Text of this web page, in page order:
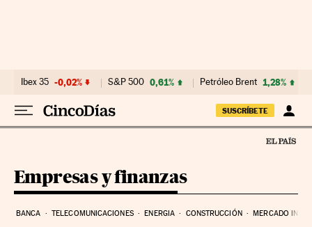
Ibex 35 -0,02% S&P 500 0,61% Petróleo Brent 1,28%
SUSCRÍBETE
Empresas y finanzas
BANCA TELECOMUNICACIONES ENERGIA CONSTRUCCIÓN MERCADO